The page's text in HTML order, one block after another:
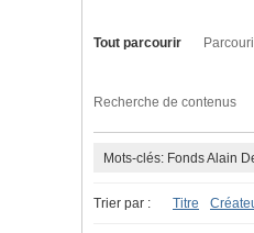
Tout parcourir
Recherche de contenus
Mots-clés: Fonds Alain
Trier par : Titre